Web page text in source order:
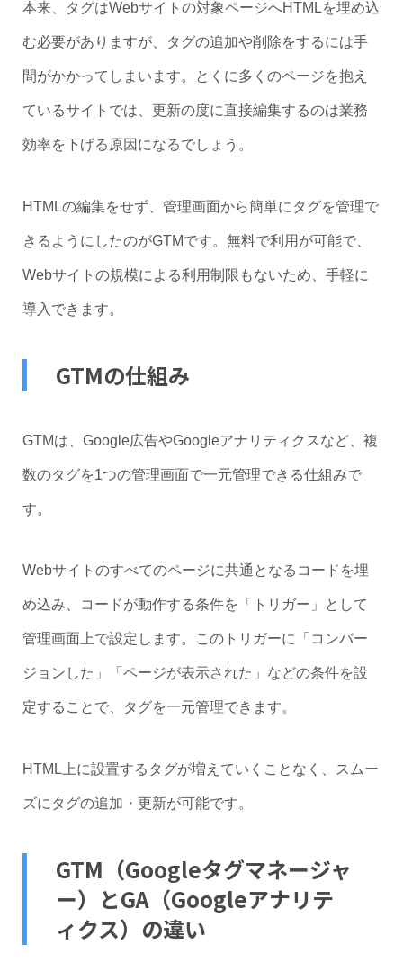
本来、タグはWebサイトの対象ページへHTMLを埋め込
む必要がありますが、タグの追加や削除をするには手
間がかかってしまいます。とくに多くのページを抱え
ているサイトでは、更新の度に直接編集するのは業務
効率を下げる原因になるでしょう。
HTMLの編集をせず、管理画面から簡単にタグを管理で
きるようにしたのがGTMです。無料で利用が可能で、
Webサイトの規模による利用制限もないため、手軽に
導入できます。
GTMの仕組み
GTMは、Google広告やGoogleアナリティクスなど、複
数のタグを1つの管理画面で一元管理できる仕組みで
す。
Webサイトのすべてのページに共通となるコードを埋
め込み、コードが動作する条件を「トリガー」として
管理画面上で設定します。このトリガーに「コンバー
ジョンした」「ページが表示された」などの条件を設
定することで、タグを一元管理できます。
HTML上に設置するタグが増えていくことなく、スムー
ズにタグの追加・更新が可能です。
GTM（Googleタグマネージャ
ー）とGA（Googleアナリテ
ィクス）の違い